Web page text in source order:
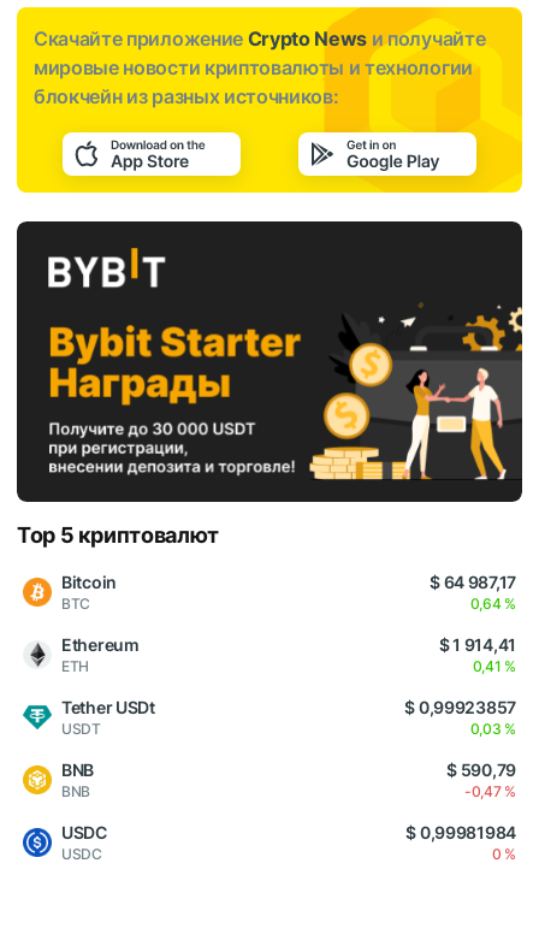
Скачайте приложение Crypto News и получайте
мировые новости криптовалюты и технологии
блокчейн из разных источников:
Top 5 криптовалют
Bitcoin
BTC
$ 64 987,17
0,64 %
Ethereum
ETH
$ 1 914,41
0,41 %
Tether USDt
USDT
$ 0,99923857
0,03 %
BNB
BNB
$ 590,79
-0,47 %
USDC
USDC
$ 0,99981984
0 %